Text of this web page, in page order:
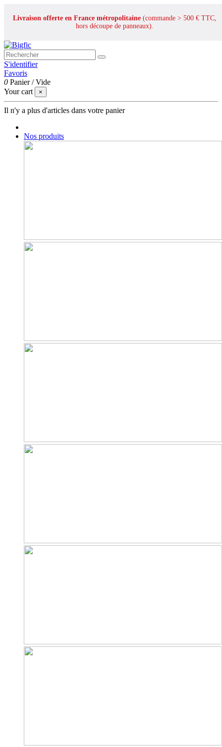
Livraison offerte en France métropolitaine (commande > 500 € TTC,
hors découpe de panneaux).
S'identifier
Favoris
0 Panier /Vide
Your cart
×
Il n'y a plus d'articles dans votre panier
Nos produits